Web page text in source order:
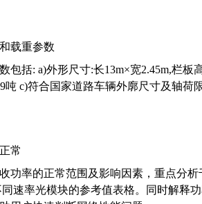
载重参数
包括: a)外形尺寸:长13m×宽2.45m,栏板
吨 c)符合国家道路车辆外廓尺寸及轴荷
常
功率的正常范围及影响因素，重点分
速率光模块的参考值表格。同时解释